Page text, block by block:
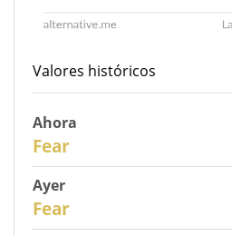
Valores históricos
Ahora
Fear
Ayer
Fear